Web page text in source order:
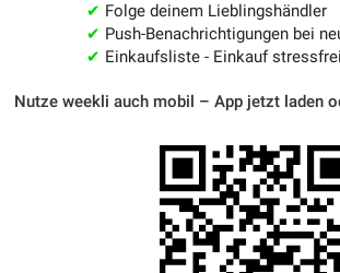
✔ Folge deinem Lieblingshändler
✔ Push-Benachrichtigungen bei
✔ Einkaufsliste - Einkauf
Nutze weekli auch mobil – App jetzt laden